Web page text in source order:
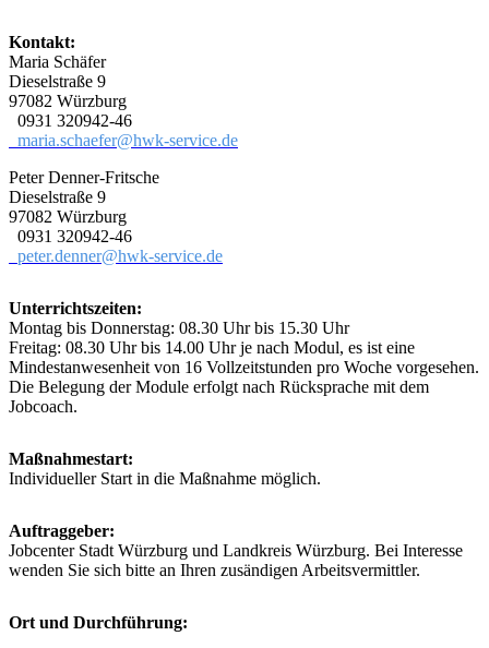
Kontakt:
Maria Schäfer
Dieselstraße 9
97082 Würzburg
0931 320942-46
maria.schaefer@hwk-service.de
Peter Denner-Fritsche
Dieselstraße 9
97082 Würzburg
0931 320942-46
peter.denner@hwk-service.de
Unterrichtszeiten:
Montag bis Donnerstag: 08.30 Uhr bis 15.30 Uhr
Freitag: 08.30 Uhr bis 14.00 Uhr je nach Modul, es ist eine
Mindestanwesenheit von 16 Vollzeitstunden pro Woche vorgesehen.
Die Belegung der Module erfolgt nach Rücksprache mit dem
Jobcoach.
Maßnahmestart:
Individueller Start in die Maßnahme möglich.
Auftraggeber:
Jobcenter Stadt Würzburg und Landkreis Würzburg. Bei Interesse
wenden Sie sich bitte an Ihren zusändigen Arbeitsvermittler.
Ort und Durchführung: